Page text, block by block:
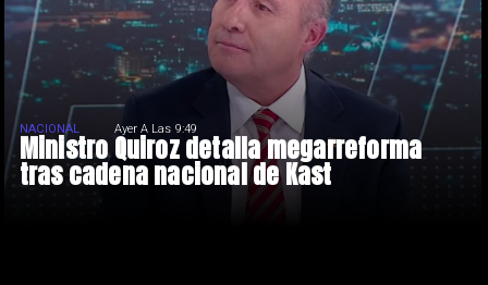
Ministro Quiroz detalla megarreforma
tras cadena nacional de Kast
NACIONAL Ayer A Las 9:49